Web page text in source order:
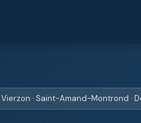
Vierzon · Saint-Amand-Montrond ·